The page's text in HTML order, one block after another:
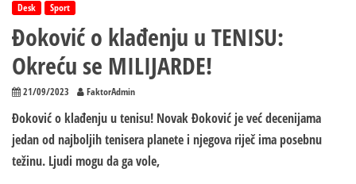
Desk Sport
Đoković o klađenju u TENISU:
Okreću se MILIJARDE!
21/09/2023 FaktorAdmin
Đoković o klađenju u tenisu! Novak Đoković je već decenijama
jedan od najboljih tenisera planete i njegova riječ ima posebnu
težinu. Ljudi mogu da ga vole,